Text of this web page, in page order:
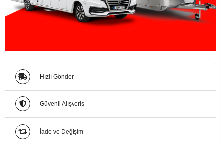
Hızlı Gönderi
Güvenli Alışveriş
İade ve Değişim